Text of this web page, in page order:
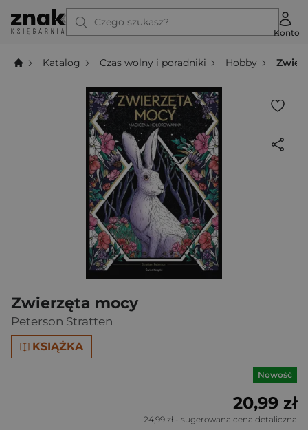
Czego szukasz?
Konto
Katalog Czas wolny i poradniki Hobby
Zwierzęta mocy
Peterson Stratten
KSIĄŻKA
Nowość
20,99 zł
24,99 zł - sugerowana cena detaliczna